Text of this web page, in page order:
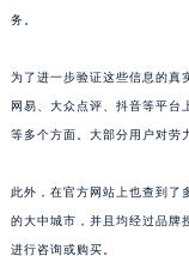
务。
为了进一步验证这些信息的真
网易、大众点评、抖音等平台
等多个方面。大部分用户对劳
此外，在官方网站上也查到了
的大中城市，并且均经过品牌
进行咨询或购买。